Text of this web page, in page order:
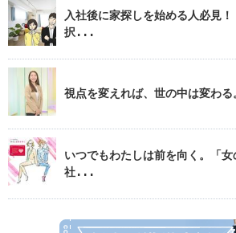
入社後に家探しを始める人必見
択...
視点を変えれば、世の中は変わ
いつでもわたしは前を向く。「
社...